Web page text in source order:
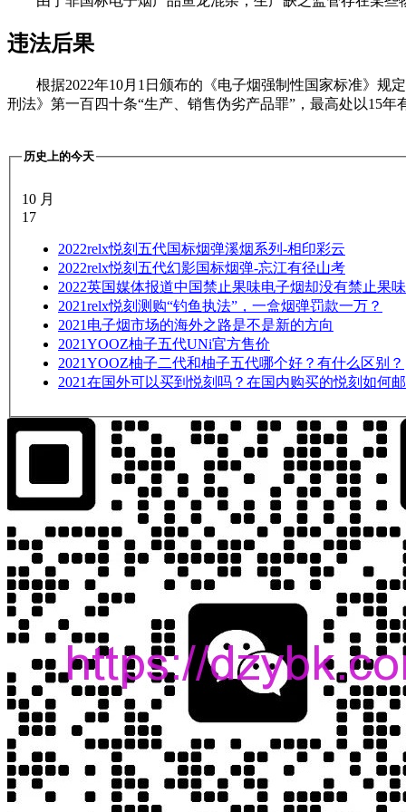
违法后果
根据2022年10月1日颁布的《电子烟强制性国家标准》
刑法》第一百四十条“生产、销售伪劣产品罪”，最高处以15
历史上的今天
10 月
17
2022relx悦刻五代国标烟弹溪烟系列-相印彩云
2022relx悦刻五代幻影国标烟弹-忘江有径山考
2022英国媒体报道中国禁止果味电子烟却没有禁止果
2021relx悦刻测购“钓鱼执法”，一盒烟弹罚款一万？
2021 电子烟市场的海外之路是不是新的方向
2021YOOZ柚子五代UNi官方售价
2021YOOZ柚子二代和柚子五代哪个好？有什么区别？
2021在国外可以买到悦刻吗？在国内购买的悦刻如何